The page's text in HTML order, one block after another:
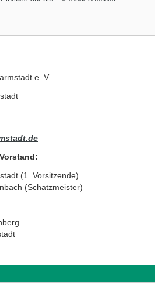
e. V.
(1. Vorsitzende)
(Schatzmeister)